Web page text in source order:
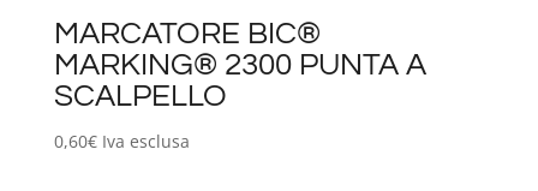
MARCATORE BIC®
MARKING® 2300 PUNTA A
SCALPELLO
0,60€ Iva esclusa